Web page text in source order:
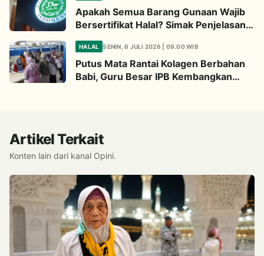
Apakah Semua Barang Gunaan Wajib
Bersertifikat Halal? Simak Penjelasan
HALAL SENIN, 6 JULI 2026 | 09.00 WIB
Putus Mata Rantai Kolagen Berbahan
Babi, Guru Besar IPB Kembangkan
Artikel Terkait
Konten lain dari kanal Opini.